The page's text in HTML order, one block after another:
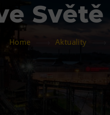
Home Aktuality
Kavárna Velký
techniky